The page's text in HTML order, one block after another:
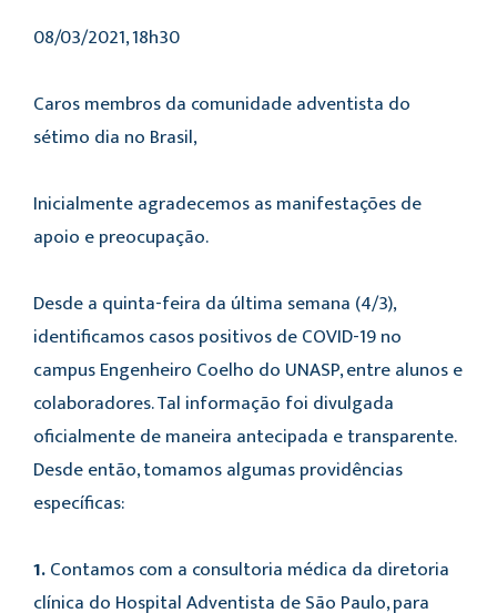
08/03/2021, 18h30
Caros membros da comunidade adventista do
sétimo dia no Brasil,
Inicialmente agradecemos as manifestações de
apoio e preocupação.
Desde a quinta-feira da última semana (4/3),
identificamos casos positivos de COVID-19 no
campus Engenheiro Coelho do UNASP, entre alunos e
colaboradores. Tal informação foi divulgada
oficialmente de maneira antecipada e transparente.
Desde então, tomamos algumas providências
específicas:
1.Contamos com a consultoria médica da diretoria
clínica do Hospital Adventista de São Paulo, para